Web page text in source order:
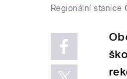
Regionální stanice